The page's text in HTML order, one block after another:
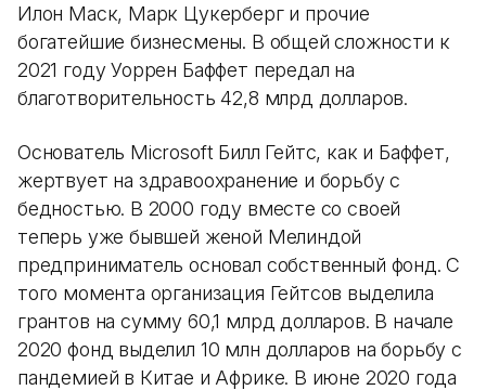
Илон Маск, Марк Цукерберг и прочие
богатейшие бизнесмены. В общей сложности к
2021 году Уоррен Баффет передал на
благотворительность 42,8 млрд долларов.
Основатель Microsoft Билл Гейтс, как и Баффет,
жертвует на здравоохранение и борьбу с
бедностью. В 2000 году вместе со своей
теперь уже бывшей женой Мелиндой
предприниматель основал собственный фонд. С
того момента организация Гейтсов выделила
грантов на сумму 60,1 млрд долларов. В начале
2020 фонд выделил 10 млн долларов на борьбу с
пандемией в Китае и Африке. В июне 2020 года